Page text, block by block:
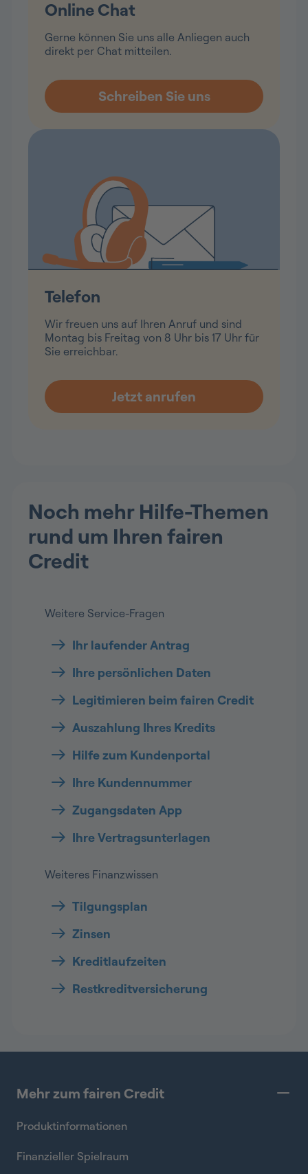
Online Chat
Gerne können Sie uns alle Anliegen auch
direkt per Chat mitteilen.
Telefon
Wir freuen uns auf Ihren Anruf und sind
Montag bis Freitag von 8 Uhr bis 17 Uhr für
Sie erreichbar.
Noch mehr Hilfe-Themen
rund um Ihren fairen
Credit
Weitere Service-Fragen
Ihr laufender Antrag
Ihre persönlichen Daten
Legitimieren beim fairen Credit
Auszahlung Ihres Kredits
Hilfe zum Kundenportal
Ihre Kundennummer
Zugangsdaten App
Ihre Vertragsunterlagen
Weiteres Finanzwissen
Tilgungsplan
Zinsen
Kreditlaufzeiten
Restkreditversicherung
Mehr zum fairen Credit
Produktinformationen
Finanzieller Spielraum